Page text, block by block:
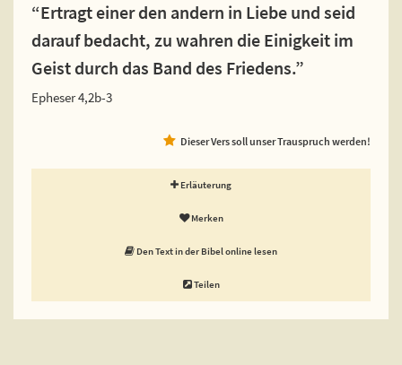
“Ertragt einer den andern in Liebe und seid
darauf bedacht, zu wahren die Einigkeit im
Geist durch das Band des Friedens.”
Epheser 4,2b-3
Dieser Vers soll unser Trauspruch werden!
Erläuterung
Merken
Den Text in der Bibel online lesen
Teilen